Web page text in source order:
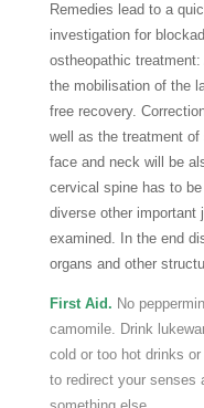
Remedies lead to a
investigation for
ostheopathic
the mobilisation of the
free recovery.
well as the treatment
face and neck will be
cervical spine has to
diverse other important
examined. In the end
organs and other
First Aid. No
camomile. Drink
cold or too hot drinks
to redirect your senses